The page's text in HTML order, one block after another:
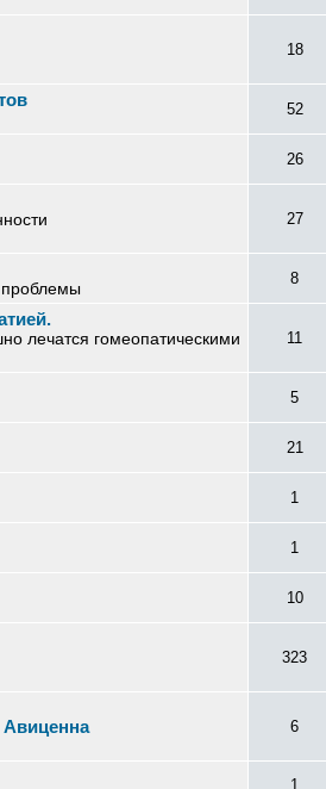
18
52
26
27
8
лечатся гомеопатическими
11
5
21
1
1
10
323
Авиценна 6
1